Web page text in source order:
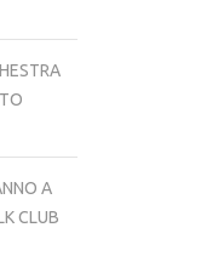
A
CLUB